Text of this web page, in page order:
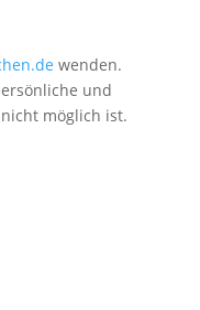
wenden.
und
möglich ist.